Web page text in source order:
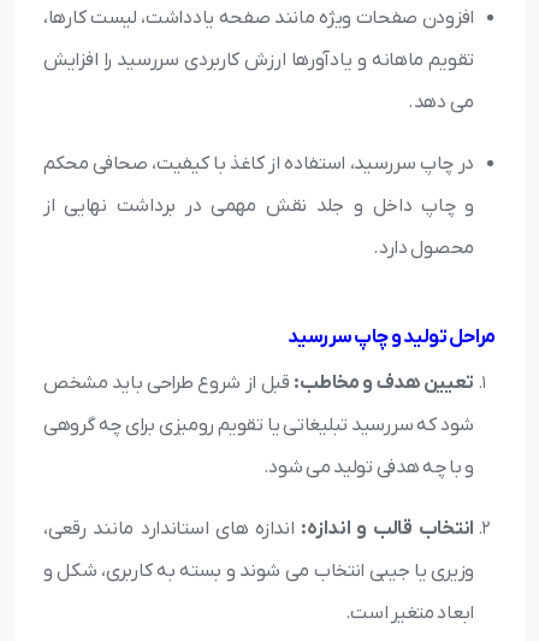
افزودن صفحات ویژه مانند صفحه یادداشت، لیست کارها،
تقویم ماهانه و یادآورها ارزش کاربردی سررسید را افزایش
می دهد.
در چاپ سررسید، استفاده از کاغذ با کیفیت، صحافی محکم
و چاپ داخل و جلد نقش مهمی در برداشت نهایی از
محصول دارد.
مراحل تولید و چاپ سررسید
تعیین هدف و مخاطب: قبل از شروع طراحی باید مشخص
شود که سررسید تبلیغاتی یا تقویم رومیزی برای چه گروهی
و با چه هدفی تولید می شود.
انتخاب قالب و اندازه: اندازه های استاندارد مانند رقعی،
وزیری یا جیبی انتخاب می شوند و بسته به کاربری، شکل و
ابعاد متغیر است.